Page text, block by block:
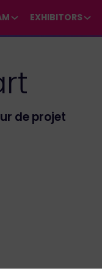
EXHIBITORS
de projet